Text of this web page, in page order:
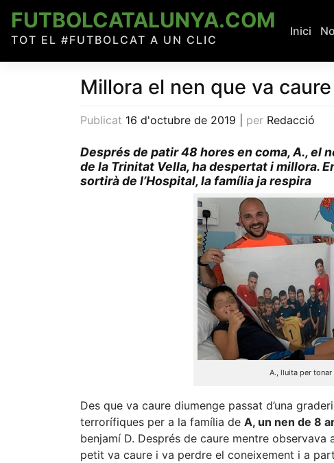
content
FUTBOLCATALUNYA.COM
TOT EL #FUTBOLCAT A UN CLIC
Inici
Millora el nen que va
Publicat 16 d'octubre de 2019 per Redacció
Després de patir 48 hores en coma, A., el
de la Trinitat Vella, ha despertat i millora.
sortirà de l’Hospital, la família ja respira
A., lluita per tonar
Des que va caure diumenge passat d’una
terrorífiques per a la família de A, un nen de 8
benjamí D. Després de caure mentre
petit va caure i va perdre el coneixement i a